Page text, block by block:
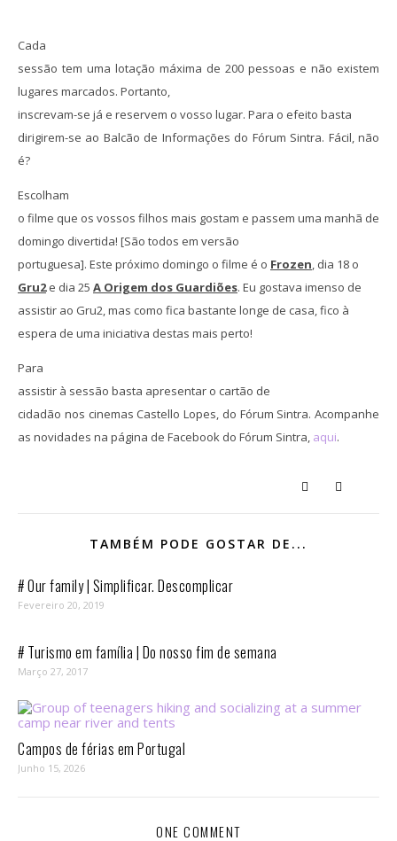
Cada
sessão tem uma lotação máxima de 200 pessoas e não existem
lugares marcados. Portanto,
inscrevam-se já e reservem o vosso lugar. Para o efeito basta
dirigirem-se ao Balcão de Informações do Fórum Sintra. Fácil, não
é?
Escolham
o filme que os vossos filhos mais gostam e passem uma manhã de
domingo divertida! [São todos em versão
portuguesa]. Este próximo domingo o filme é o Frozen, dia 18 o
Gru2e dia 25 A Origem dos Guardiões. Eu gostava imenso de
assistir ao Gru2, mas como fica bastante longe de casa, fico à
espera de uma iniciativa destas mais perto!
Para
assistir à sessão basta apresentar o cartão de
cidadão nos cinemas Castello Lopes, do Fórum Sintra. Acompanhe
as novidades na página de Facebook do Fórum Sintra, aqui.
TAMBÉM PODE GOSTAR DE...
# Our family | Simplificar. Descomplicar
Fevereiro 20, 2019
# Turismo em família | Do nosso fim de semana
Março 27, 2017
Campos de férias em Portugal
Junho 15, 2026
ONE COMMENT